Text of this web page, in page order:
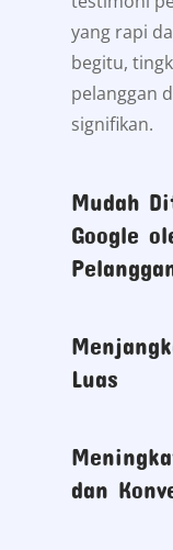
yang rapi
begitu,
pelanggan
signifikan.
Mudah
Google
Luas
dan